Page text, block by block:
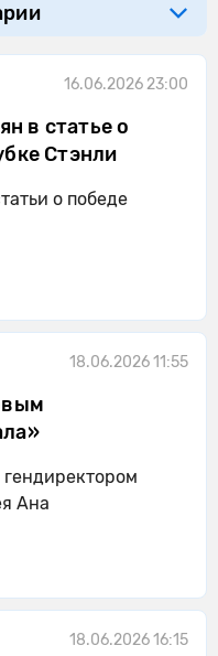
16.06.2026 23:00
в статье о
Стэнли
о победе
18.06.2026 11:55
Ана
18.06.2026 16:15